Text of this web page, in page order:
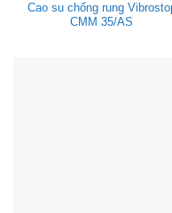
Cao su chống rung
CMM 35/AS